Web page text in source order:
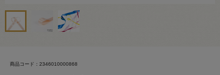
商品コード：2346010000868